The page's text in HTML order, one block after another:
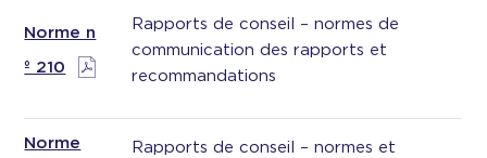
Norme n
º 210
Rapports de conseil – normes de
communication des rapports et
recommandations
Norme
Rapports de conseil – normes et